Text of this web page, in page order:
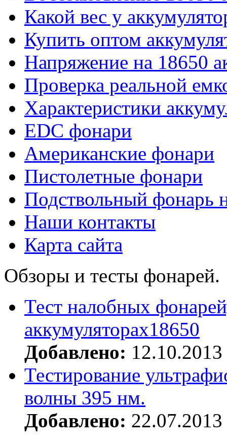
Какой вес у
Купить оптом
Напряжение на 18650
Проверка реальной
Характеристики
EDC фонари
Американские фонари
Пистолетные фонари
Подствольный фонарь
Наши контакты
Карта сайта
Обзоры и тесты фонарей.
Тест налобных
аккумуляторах18650
Добавлено: 12.10.2013
Тестирование
волны 395 нм.
Добавлено: 22.07.2013